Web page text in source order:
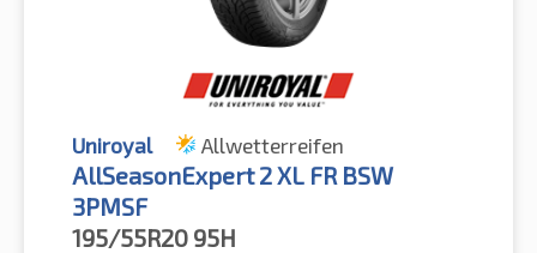
Uniroyal Allwetterreifen
AllSeasonExpert 2 XL FR BSW
3PMSF
195/55R20 95H